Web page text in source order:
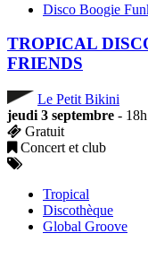
Disco Boogie
TROPICAL
FRIENDS
Le Petit Bikini
jeudi 3 septembre - 18h
Gratuit
Concert et club
Tropical
Discothèque
Global Groove